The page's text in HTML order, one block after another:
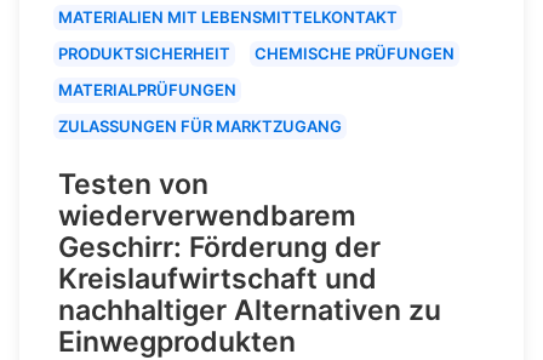
MATERIALIEN MIT LEBENSMITTELKONTAKT
PRODUKTSICHERHEIT
CHEMISCHE PRÜFUNGEN
MATERIALPRÜFUNGEN
ZULASSUNGEN FÜR MARKTZUGANG
Testen von
wiederverwendbarem
Geschirr: Förderung der
Kreislaufwirtschaft und
nachhaltiger Alternativen zu
Einwegprodukten